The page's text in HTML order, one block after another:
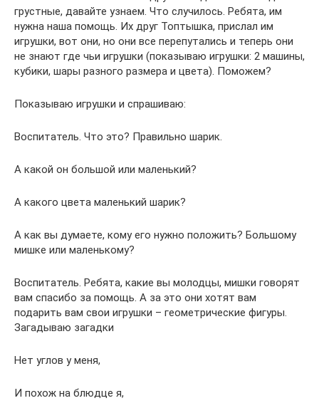
грустные, давайте узнаем. Что случилось. Ребята, им
нужна наша помощь. Их друг Топтышка, прислал им
игрушки, вот они, но они все перепутались и теперь они
не знают где чьи игрушки (показываю игрушки: 2 машины,
кубики, шары разного размера и цвета). Поможем?
Показываю игрушки и спрашиваю:
Воспитатель. Что это? Правильно шарик.
А какой он большой или маленький?
А какого цвета маленький шарик?
А как вы думаете, кому его нужно положить? Большому
мишке или маленькому?
Воспитатель. Ребята, какие вы молодцы, мишки говорят
вам спасибо за помощь. А за это они хотят вам
подарить вам свои игрушки – геометрические фигуры.
Загадываю загадки
Нет углов у меня,
И похож на блюдце я,